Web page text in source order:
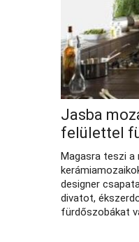
Jasba
felülettel
Magasra teszi a
designer
divatot,
fürdőszobákat